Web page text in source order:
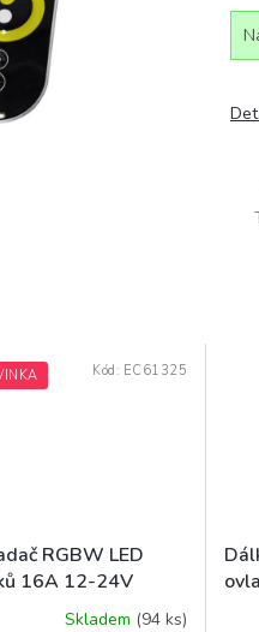
RGBW LED
16A 12-24V
4kanálový
Skladem (94 ks)
Kód: EC61325